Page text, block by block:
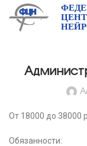
От 18000 до 38000
Обязанности: